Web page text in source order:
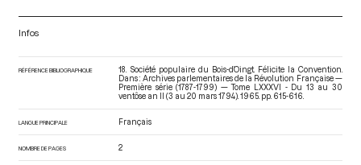
Infos
RÉFÉRENCE BIBLIOGRAPHIQUE
18. Société populaire du Bois-d’Oingt. Félicite la Convention.
Dans : Archives parlementaires de la Révolution Française —
Première série (1787-1799) — Tome LXXXVI - Du 13 au 30
ventôse an II (3 au 20 mars 1794) . 1965. pp. 615-616.
LANGUE PRINCIPALE Français
NOMBRE DE PAGES 2